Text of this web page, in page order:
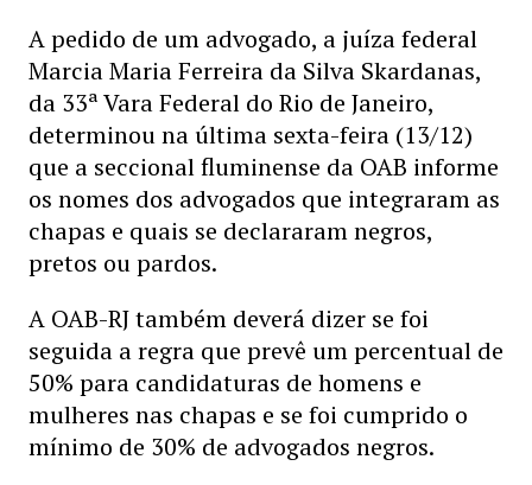
A pedido de um advogado, a juíza federal
Marcia Maria Ferreira da Silva Skardanas,
da 33ª Vara Federal do Rio de Janeiro,
determinou na última sexta-feira (13/12)
que a seccional fluminense da OAB informe
os nomes dos advogados que integraram as
chapas e quais se declararam negros,
pretos ou pardos.
A OAB-RJ também deverá dizer se foi
seguida a regra que prevê um percentual de
50% para candidaturas de homens e
mulheres nas chapas e se foi cumprido o
mínimo de 30% de advogados negros.